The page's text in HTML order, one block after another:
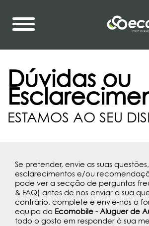
Dúvidas ou
ESTAMOS AO SEU
Se pretender, envie as suas questões,
esclarecimentos e/ou
pode ver a secção de perguntas
& FAQ) antes de nos enviar a sua
contrário, complete e envie-nos o
equipa da Ecomobile - Aluguer de
todo o gosto em responder à sua